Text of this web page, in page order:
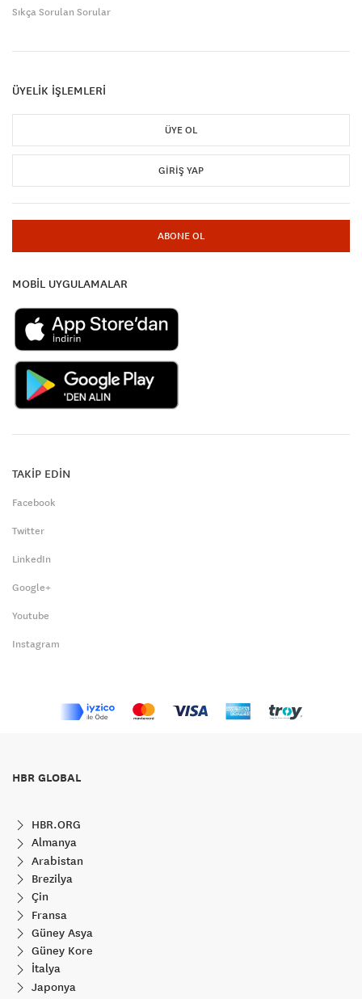
Sıkça Sorulan Sorular
ÜYELİK İŞLEMLERİ
ÜYE OL
GIRIŞ YAP
ABONE OL
MOBİL UYGULAMALAR
TAKİP EDİN
Facebook
Twitter
LinkedIn
Google+
Youtube
Instagram
HBR GLOBAL
HBR.ORG
Almanya
Arabistan
Brezilya
Çin
Fransa
Güney Asya
Güney Kore
İtalya
Japonya